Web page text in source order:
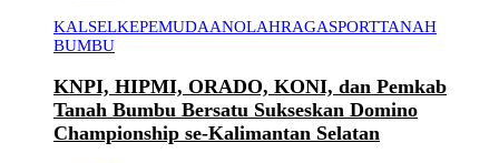
KALSELKEPEMUDAANOLAHRAGASPORTTANAH
BUMBU
KNPI, HIPMI, ORADO, KONI, dan Pemkab
Tanah Bumbu Bersatu Sukseskan Domino
Championship se-Kalimantan Selatan